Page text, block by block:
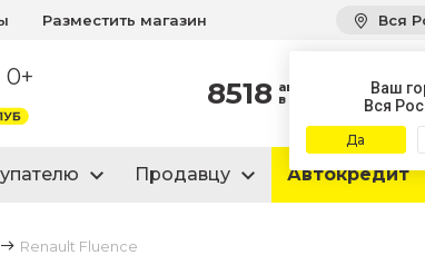
Разместить магазин Вся
Ваш
Вся
Да
0+ 8518 автомобилей
в продаже
Продавцу Автокредит
Renault Fluence